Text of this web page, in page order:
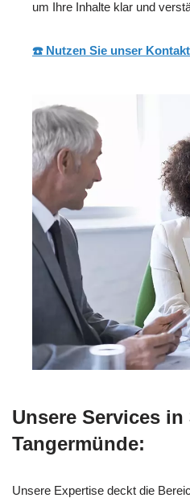
um Ihre Inhalte klar und
☎️ Nutzen Sie unser
Unsere Services in
Tangermünde:
Unsere Expertise deckt die